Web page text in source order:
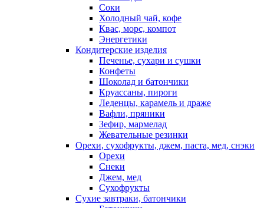
Соки
Холодный чай, кофе
Квас, морс, компот
Энергетики
Кондитерские изделия
Печенье, сухари и сушки
Конфеты
Шоколад и батончики
Круассаны, пироги
Леденцы, карамель и драже
Вафли, пряники
Зефир, мармелад
Жевательные резинки
Орехи, сухофрукты, джем, паста, мед, снэки
Орехи
Снеки
Джем, мед
Сухофрукты
Сухие завтраки, батончики